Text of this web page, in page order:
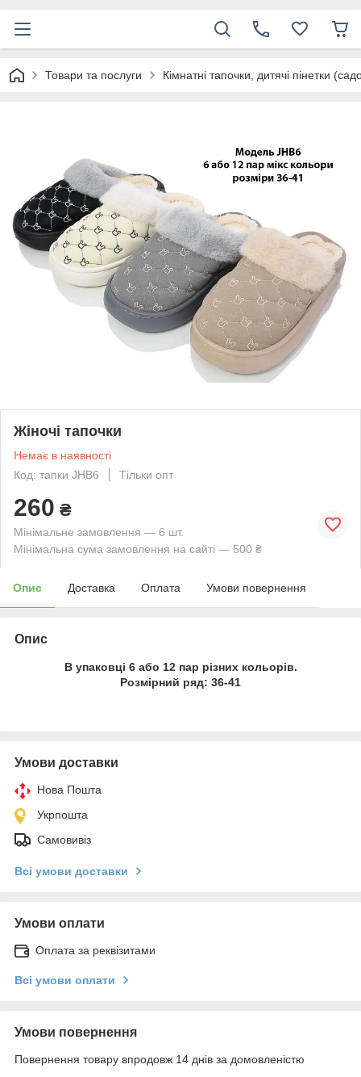
Товари та послуги Кімнатні тапочки, дитячі пінетки
Жіночі тапочки
Немає в наявності
Код: тапки JHB6
Тільки опт
260 ₴
Мінімальне замовлення — 6 шт.
Мінімальна сума замовлення на сайті — 500 ₴
Опис Доставка Оплата Умови повернення
Опис
В упаковці 6 або 12 пар різних кольорів.
Розмірний ряд: 36-41
Умови доставки
Нова Пошта
Укрпошта
Самовивіз
Всі умови доставки
Умови оплати
Оплата за реквізитами
Всі умови оплати
Умови повернення
Повернення товару впродовж 14 днів за домовленістю